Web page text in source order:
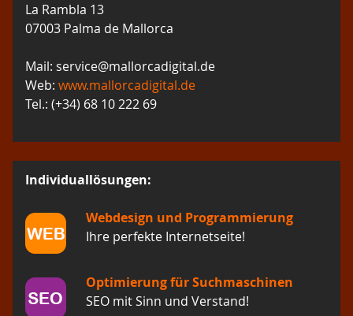
La Rambla 13
07003 Palma de Mallorca
Mail: service@mallorcadigital.de
Web: www.mallorcadigital.de
Tel.: (+34) 68 10 222 69
Individuallösungen:
Webdesign und Programmierung
Ihre perfekte Internetseite!
Optimierung für Suchmaschinen
SEO mit Sinn und Verstand!